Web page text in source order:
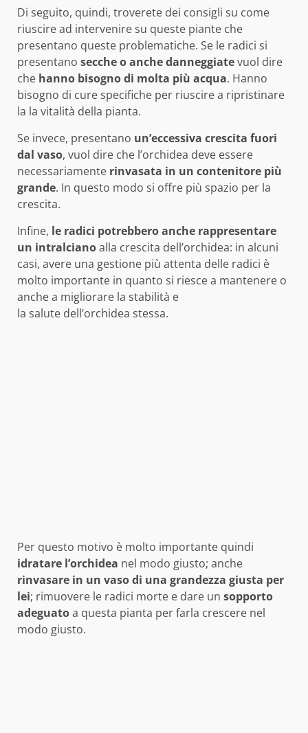
Di seguito, quindi, troverete dei consigli su come
riuscire ad intervenire su queste piante che
presentano queste problematiche. Se le radici si
presentano secche o anche danneggiatevuol dire
che hanno bisogno di molta più acqua. Hanno
bisogno di cure specifiche per riuscire a ripristinare
la la vitalità della pianta.
Se invece, presentano un’eccessiva crescita fuori
dal vaso, vuol dire che l’orchidea deve essere
necessariamente rinvasata in un contenitore più
grande. In questo modo si offre più spazio per la
crescita.
Infine, le radici potrebbero anche rappresentare
un intralcianoalla crescita dell’orchidea: in alcuni
casi, avere una gestione più attenta delle radici è
molto importante in quanto si riesce a mantenere o
anche a migliorare la stabilità e
la salute dell’orchidea stessa.
Per questo motivo è molto importante quindi
idratare l’orchidea nel modo giusto; anche
rinvasare in un vaso di una grandezza giusta per
lei; rimuovere le radici morte e dare un sopporto
adeguatoa questa pianta per farla crescere nel
modo giusto.